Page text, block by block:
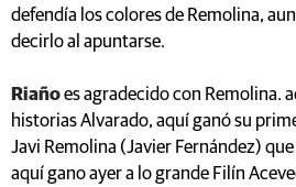
defendía los colores de Remolina,
decirlo al apuntarse.
Riañoes agradecido con Remolina.
historias Alvarado, aquí ganó su
Javi Remolina (Javier Fernández)
aquí gano ayer a lo grande Filín